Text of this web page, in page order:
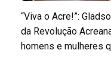
“Viva o Acre!”:
da Revolução
homens e mulheres